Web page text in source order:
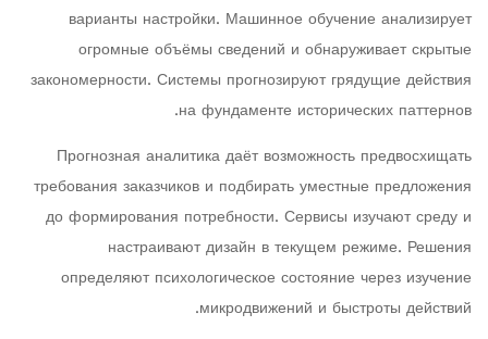
варианты настройки. Машинное обучение анализирует
огромные объёмы сведений и обнаруживает скрытые
закономерности. Системы прогнозируют грядущие действия
на фундаменте исторических паттернов.
Прогнозная аналитика даёт возможность предвосхищать
требования заказчиков и подбирать уместные предложения
до формирования потребности. Сервисы изучают среду и
настраивают дизайн в текущем режиме. Решения
определяют психологическое состояние через изучение
микродвижений и быстроты действий.